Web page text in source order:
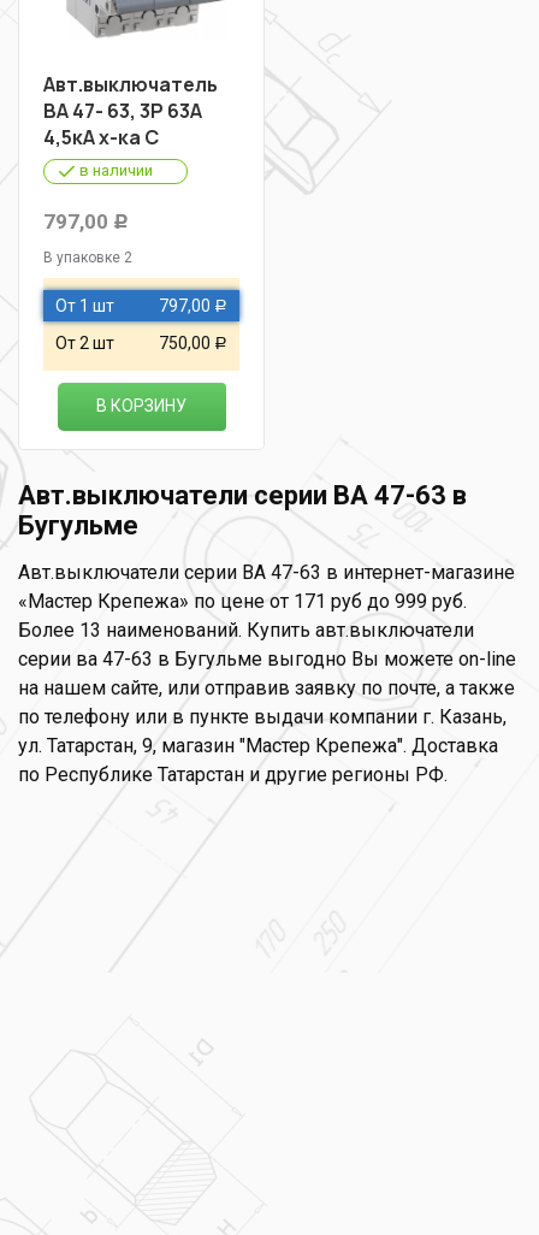
Авт.выключатель
ВА 47- 63, 3Р 63А
4,5кА х-ка С
в наличии
797,00 Р
В упаковке 2
От 1 шт 797,00 Р
От 2 шт 750,00 Р
В КОРЗИНУ
Авт.выключатели серии ВА 47-63 в
Бугульме
Авт.выключатели серии ВА 47-63 в интернет-магазине
«Мастер Крепежа» по цене от 171 руб до 999 руб.
Более 13 наименований. Купить авт.выключатели
серии ва 47-63 в Бугульме выгодно Вы можете on-line
на нашем сайте, или отправив заявку по почте, а также
по телефону или в пункте выдачи компании г. Казань,
ул. Татарстан, 9, магазин "Мастер Крепежа". Доставка
по Республике Татарстан и другие регионы РФ.